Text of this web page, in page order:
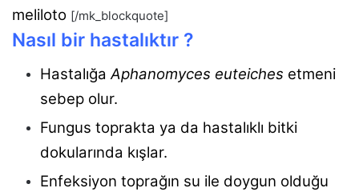
meliloto [/mk_blockquote]
Nasıl bir hastalıktır ?
HastalığaAphanomyces euteiches etmeni
sebep olur.
Fungus toprakta ya da hastalıklı bitki
dokularında kışlar.
Enfeksiyon toprağın su ile doygun olduğu